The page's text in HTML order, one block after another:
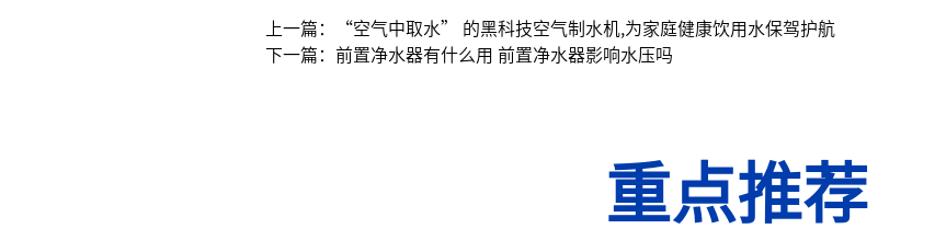
上一篇：“空气中取水” 的黑科技空气制水机,为家庭健康饮用水保驾护航
下一篇：前置净水器有什么用 前置净水器影响水压吗
重点推荐